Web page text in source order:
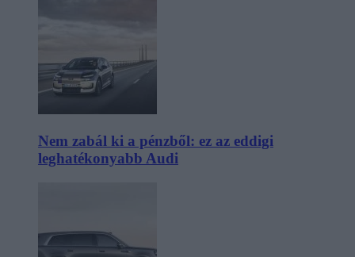
Nem zabál ki a pénzből: ez az eddigi
leghatékonyabb Audi